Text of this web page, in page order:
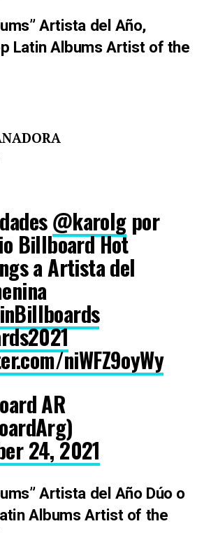
Artista del Año,
Latin Albums Artist of the
@karolgpor
Billboard Hot
a Artista del
niWFZ9oyWy
AR
24, 2021
Artista del Año Dúo o
Albums Artist of the